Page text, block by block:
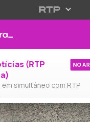
(RTP
em simultâneo com RTP
NO AR